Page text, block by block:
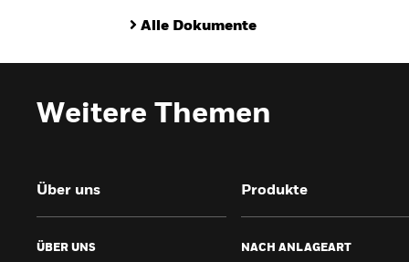
Alle Dokumente
Weitere Themen
Über uns
ÜBER UNS
Produkte
NACH ANLAGEART